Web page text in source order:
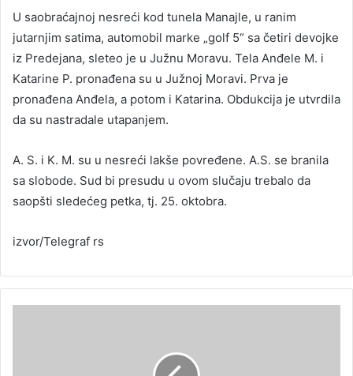
U saobraćajnoj nesreći kod tunela Manajle, u ranim
jutarnjim satima, automobil marke „golf 5“ sa četiri devojke
iz Predejana, sleteo je u Južnu Moravu. Tela Anđele M. i
Katarine P. pronađena su u Južnoj Moravi. Prva je
pronađena Anđela, a potom i Katarina. Obdukcija je utvrdila
da su nastradale utapanjem.
A. S. i K. M. su u nesreći lakše povređene. A.S. se branila
sa slobode. Sud bi presudu u ovom slučaju trebalo da
saopšti sledećeg petka, tj. 25. oktobra.
izvor/Telegraf rs